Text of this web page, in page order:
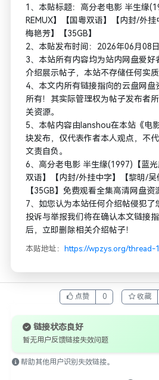
1、本贴标题：高分老电影 半生缘
REMUX】【国粤双语】【内封/外
梅艳芳】【35GB】
2、本贴发布时间：2026年06月08日
3、本站所有内容均为站内网盘爱好
介绍展示帖子，本站不存储任何实质
4、本文内所有链接指向的云盘网盘
所有！其实际管理权为帖子发布者
关资源。
5、本帖内容由lanshou在本站《电
块发布，仅代表作者本人观点，不
文责自负。
6、高分老电影 半生缘(1997)【蓝光
双语】【内封/外挂中字】【黎明/吴
【35GB】免费观看全集高清网盘资
7、如您认为本站任何介绍帖侵犯了
投诉与举报我们将在确认本文链接
后，立即删除相关介绍帖子！
本贴地址： https://wpzys.org/thread-
点赞 0 收藏
链接状态良好
暂无用户反馈链接失效问题
帮助其他用户识别失效链接。